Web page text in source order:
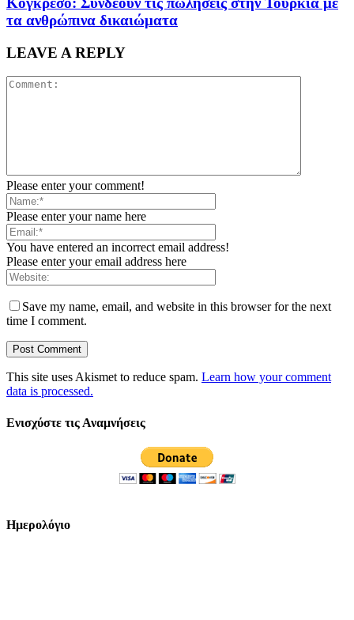
τα ανθρώπινα δικαιώματα
LEAVE A REPLY
Please enter your comment!
Please enter your name here
You have entered an incorrect email address!
Please enter your email address here
Save my name, email, and website in this browser for the next
time I comment.
This site uses Akismet to reduce spam. Learn how your comment
data is processed.
Ενισχύστε τις Αναμνήσεις
Ημερολόγιο